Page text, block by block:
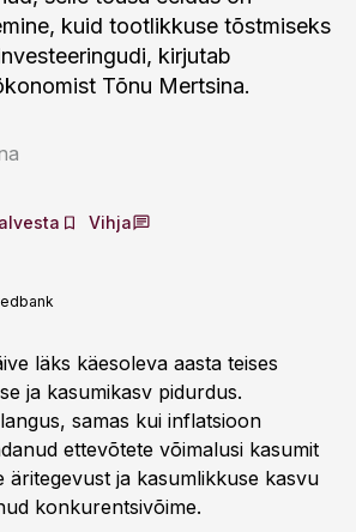
kuid tootlikkuse tõstmiseks
kirjutab
Tõnu Mertsina.
Vihja
läks käesoleva aasta teises
ja kasumikasv pidurdus.
samas kui inflatsioon
ettevõtete võimalusi kasumit
äritegevust ja kasumlikkuse kasvu
konkurentsivõime.